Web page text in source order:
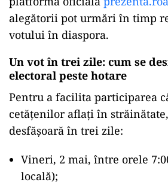
alegătorii pot urmări în timp
votului în diaspora.
Un vot în trei zile: cum se
electoral peste hotare
Pentru a facilita participarea
cetățenilor aflați în
desfășoară în trei zile:
Vineri, 2 mai, între orele
locală);